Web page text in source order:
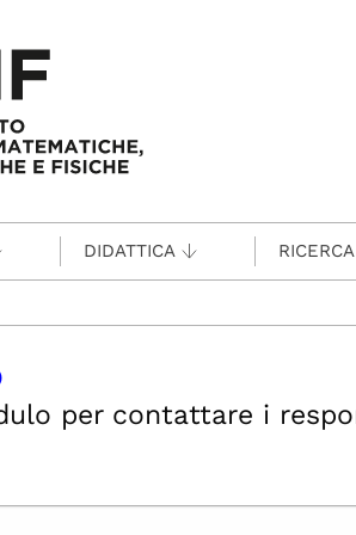
DIDATTICA RICERCA
per contattare i